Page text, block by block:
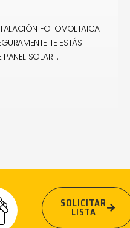
FOTOVOLTAICA
TE ESTÁS
SOLAR…
SOLICITAR
LISTA